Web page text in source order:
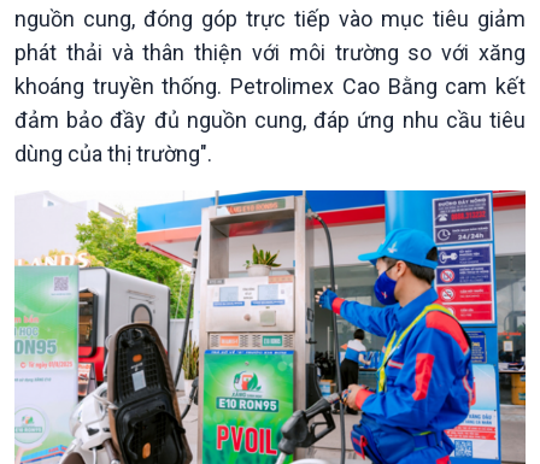
Quốc hội với cử tri
Xây dựng đảng
Đảng trong cuộc sống
Nhận diện sự thật
Pháp luật và đời sống
Hồ sơ sự kiện quốc tế
Thế giới & Việt Nam
Biên cương - Một dải vững
bền
nguồn cung, đóng góp trực tiếp vào mục tiêu giảm
phát thải và thân thiện với môi trường so với xăng
khoáng truyền thống. Petrolimex Cao Bằng cam kết
đảm bảo đầy đủ nguồn cung, đáp ứng nhu cầu tiêu
dùng của thị trường".